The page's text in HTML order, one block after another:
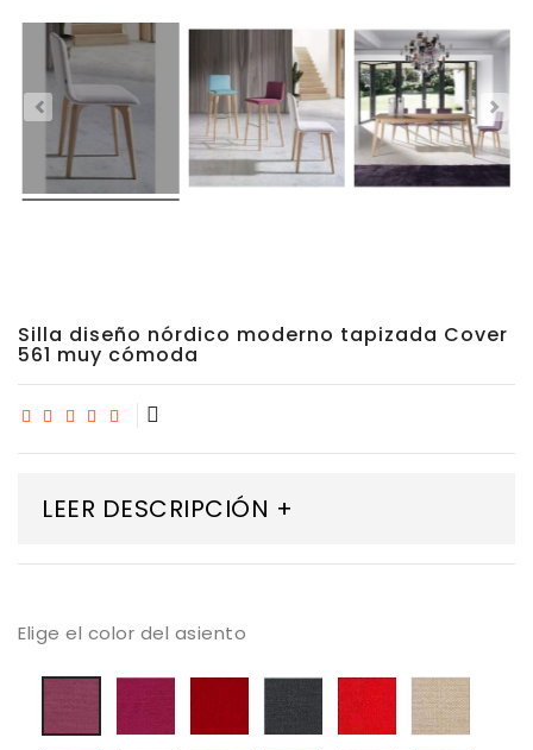
Silla diseño nórdico moderno tapizada Cover
561 muy cómoda
LEER DESCRIPCIÓN +
Elige el color del asiento
05
06
Tapizado
Mystic
08
Mystic
13
Tapizado
Mystic
38
50